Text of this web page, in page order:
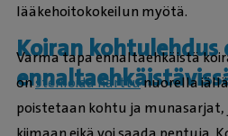
lääkehoitokokeilun myötä.
Koiran kohtulehdus
Varma tapa ennaltaehkäistä
onsteriloida narttunuorella
poistetaan kohtu ja munasarjat,